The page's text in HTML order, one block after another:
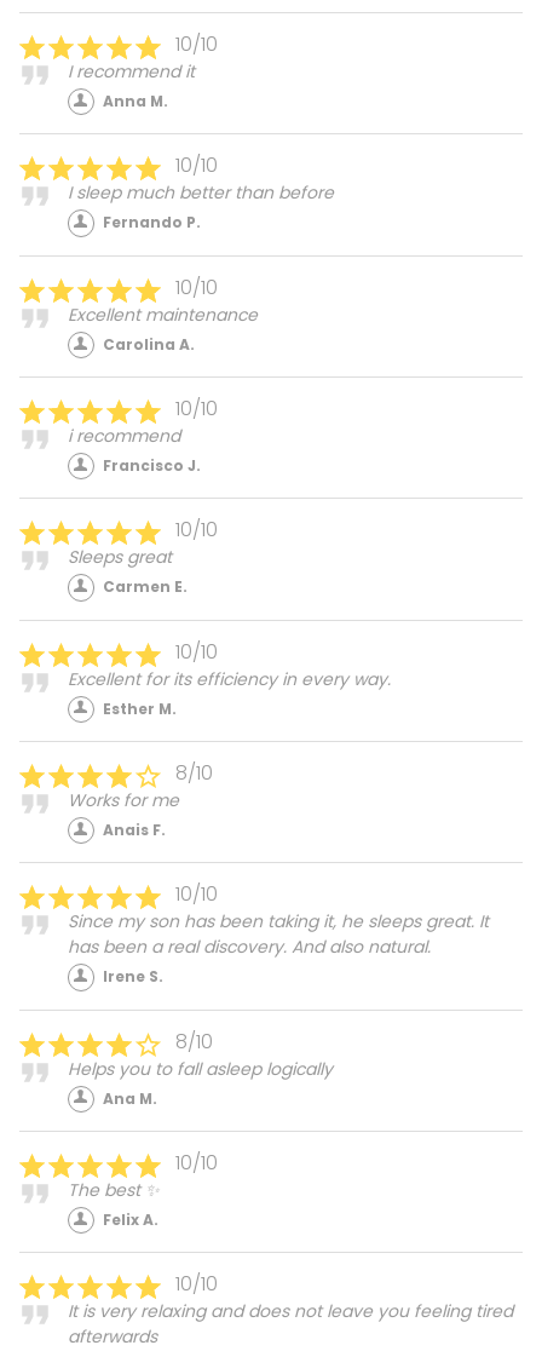
10/10
I recommend it
Anna M.
10/10
I sleep much better than before
Fernando P.
10/10
Excellent maintenance
Carolina A.
10/10
i recommend
Francisco J.
10/10
Sleeps great
Carmen E.
10/10
Excellent for its efficiency in every way.
Esther M.
8/10
Works for me
Anais F.
10/10
Since my son has been taking it, he sleeps great. It
has been a real discovery. And also natural.
Irene S.
8/10
Helps you to fall asleep logically
Ana M.
10/10
The best ✨
Felix A.
10/10
It is very relaxing and does not leave you feeling tired
afterwards